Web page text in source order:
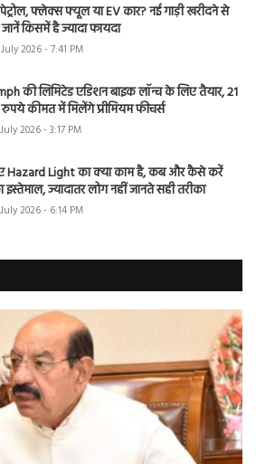
फ्लेक्स फ्यूल या EV कार? नई गाड़ी खरीदने से
किसमें है ज्यादा फायदा
2026 - 7:41 PM
की लिमिटेड एडिशन बाइक लॉन्च के लिए तैयार, 21
कीमत में मिलेंगे प्रीमियम फीचर्स
2026 - 3:17 PM
Hazard Light का क्या काम है, कब और कैसे करें
ज्यादातर लोग नहीं जानते सही तरीका
2026 - 6:14 PM